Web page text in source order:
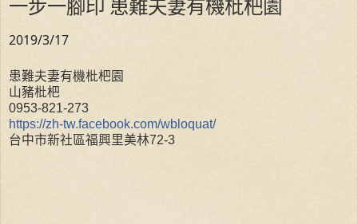
一步一腳印 患難夫妻有機枇杷園
2019/3/17
患難夫妻有機枇杷園
山豬枇杷
0953-821-273
https://zh-tw.facebook.com/wbloquat/
台中市新社區福興里美林72-3